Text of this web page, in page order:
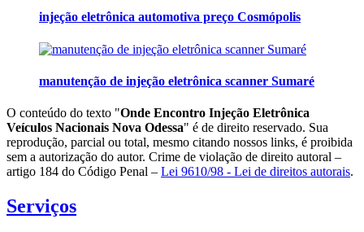
injeção eletrônica automotiva preço Cosmópolis
manutenção de injeção eletrônica scanner Sumaré
O conteúdo do texto "Onde Encontro Injeção Eletrônica
Veículos Nacionais Nova Odessa" é de direito reservado. Sua
reprodução, parcial ou total, mesmo citando nossos links, é proibida
sem a autorização do autor. Crime de violação de direito autoral –
artigo 184 do Código Penal – Lei 9610/98 - Lei de direitos autorais.
Serviços